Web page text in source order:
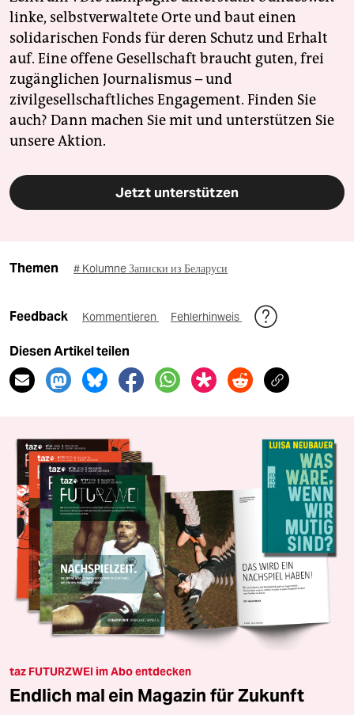
linke, selbstverwaltete Orte und baut einen
solidarischen Fonds für deren Schutz und Erhalt
auf. Eine offene Gesellschaft braucht guten, frei
zugänglichen Journalismus – und
zivilgesellschaftliches Engagement. Finden Sie
auch? Dann machen Sie mit und unterstützen Sie
unsere Aktion.
Jetzt unterstützen
Themen # Kolumne Записки из Беларуси
Feedback Kommentieren Fehlerhinweis
Diesen Artikel teilen
taz FUTURZWEI im Abo entdecken
Endlich mal ein Magazin für Zukunft